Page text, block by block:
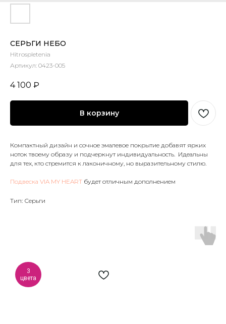
СЕРЬГИ НЕБО
Hitrospletenia
Артикул: 0423-005
4 100 ₽
В корзину
Компактный дизайн и сочное эмалевое покрытие добавят ярких
ноток твоему образу и подчеркнут индивидуальность. Идеальны
для тех, кто стремится к лаконичному, но выразительному стилю.
Подвеска VIA MY HEART будет отличным дополнением
Тип: Серьги
3
цвета